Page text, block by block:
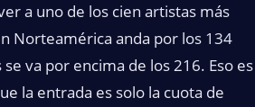
a uno de los cien artistas más
Norteamérica anda por los 134
va por encima de los 216. Eso es
la entrada es solo la cuota de